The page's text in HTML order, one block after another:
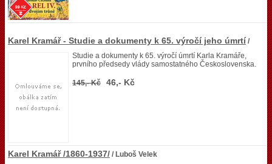
Karel Kramář - Studie a dokumenty k 65. výročí jeho úmrtí /
Studie a dokumenty k 65. výročí úmrtí Karla Kramáře,
prvního předsedy vlády samostatného Československa.
145,- Kč 46,- Kč
Karel Kramář /1860-1937/ / Luboš Velek